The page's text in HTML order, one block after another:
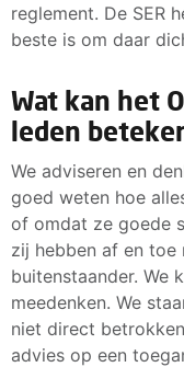
reglement. De SER
beste is om daar
Wat kan het
leden
We adviseren en
goed weten hoe
of omdat ze goede
zij hebben af en toe
buitenstaander. We
meedenken. We
niet direct
advies op een